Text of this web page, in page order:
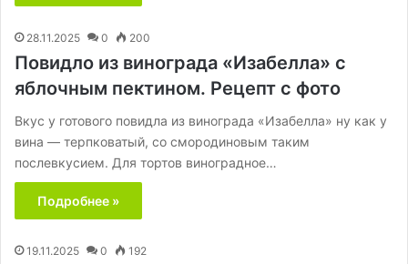
28.11.2025 0 200
Повидло из винограда «Изабелла» с
яблочным пектином. Рецепт с фото
Вкус у готового повидла из винограда «Изабелла» ну как у
вина — терпковатый, со смородиновым таким
послевкусием. Для тортов виноградное…
Подробнее »
19.11.2025 0 192